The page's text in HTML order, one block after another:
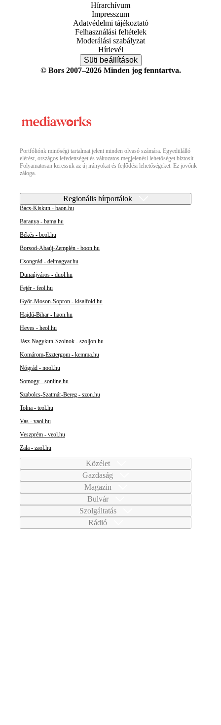
Hírarchívum
Impresszum
Adatvédelmi tájékoztató
Felhasználási feltételek
Moderálási szabályzat
Hírlevél
Süti beállítások
© Bors 2007–2026 Minden jog fenntartva.
Portfóliónk minőségi tartalmat jelent minden olvasó számára. Egyedülálló
elérést, országos lefedettséget és változatos megjelenési lehetőséget biztosít.
Folyamatosan keressük az új irányokat és fejlődési lehetőségeket. Ez jövőnk
záloga.
Regionális hírportálok
Bács-Kiskun - baon.hu
Baranya - bama.hu
Békés - beol.hu
Borsod-Abaúj-Zemplén - boon.hu
Csongrád - delmagyar.hu
Dunaújváros - duol.hu
Fejér - feol.hu
Győr-Moson-Sopron - kisalfold.hu
Hajdú-Bihar - haon.hu
Heves - heol.hu
Jász-Nagykun-Szolnok - szoljon.hu
Komárom-Esztergom - kemma.hu
Nógrád - nool.hu
Somogy - sonline.hu
Szabolcs-Szatmár-Bereg - szon.hu
Tolna - teol.hu
Vas - vaol.hu
Veszprém - veol.hu
Zala - zaol.hu
Közélet
Gazdaság
Magazin
Bulvár
Szolgáltatás
Rádió